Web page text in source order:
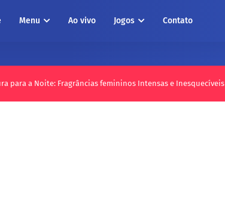
Menu Ao vivo Jogos Contato
para a Noite: Fragrâncias femininos Intensas e Inesquecíveis